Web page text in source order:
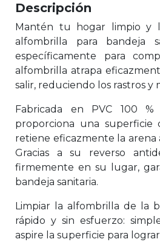
Descripción
Mantén tu hogar limpio y
alfombrilla para bandeja
específicamente para
alfombrilla atrapa
salir, reduciendo los rastros y
Fabricada en PVC 100
proporciona una
retiene eficazmente la
Gracias a su reverso
firmemente en su lugar,
bandeja sanitaria.
Limpiar la alfombrilla de la
rápido y sin esfuerzo:
aspire la superficie para